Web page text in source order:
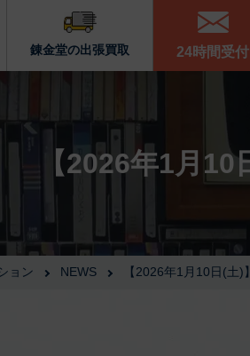
錬金堂の出張買取 24時間受付
【2026年1月
ョン NEWS 【2026年1月10日(土)